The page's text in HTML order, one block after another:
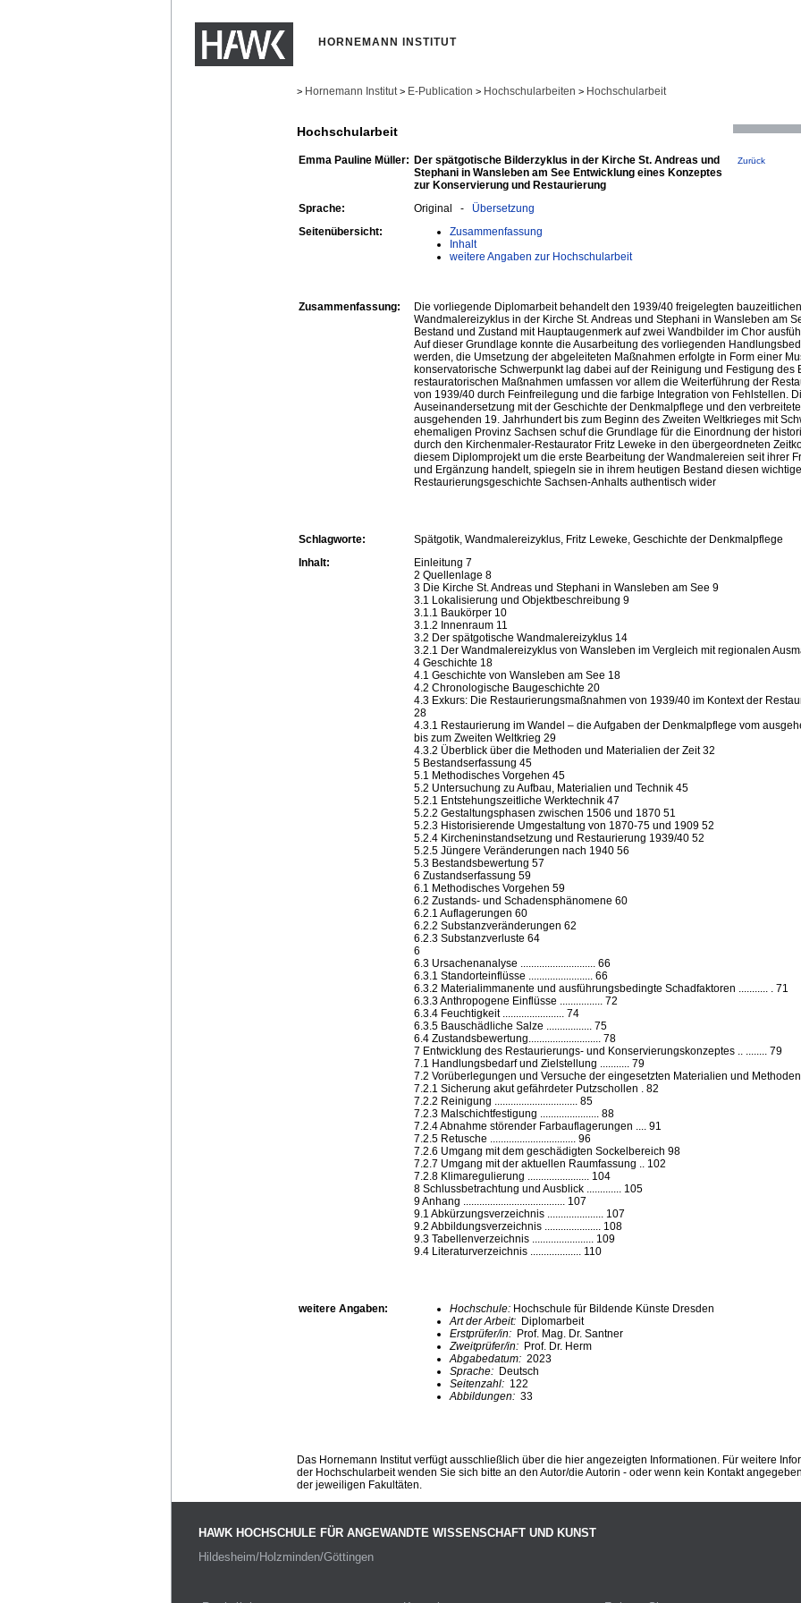
HORNEMANN INSTITUT
> Hornemann Institut > E-Publication > Hochschularbeiten > Hochschularbeit
Hochschularbeit
Emma Pauline Müller: Der spätgotische Bilderzyklus in der Kirche St. Andreas und
Stephani in Wansleben am See Entwicklung eines Konzeptes
zur Konservierung und Restaurierung
Zurück
Sprache: Original - Übersetzung
Seitenübersicht:
Zusammenfassung
Inhalt
weitere Angaben zur Hochschularbeit
Zusammenfassung:
Die vorliegende Diplomarbeit behandelt den 1939/40 freigelegten
Wandmalereizyklus in der Kirche St. Andreas und Stephani in Wansleben am
Bestand und Zustand mit Hauptaugenmerk auf zwei Wandbilder im Chor
Auf dieser Grundlage konnte die Ausarbeitung des vorliegenden
werden, die Umsetzung der abgeleiteten Maßnahmen erfolgte in Form einer
konservatorische Schwerpunkt lag dabei auf der Reinigung und Festigung des
restauratorischen Maßnahmen umfassen vor allem die Weiterführung der
von 1939/40 durch Feinfreilegung und die farbige Integration von Fehlstellen.
Auseinandersetzung mit der Geschichte der Denkmalpflege und den
ausgehenden 19. Jahrhundert bis zum Beginn des Zweiten Weltkrieges mit
ehemaligen Provinz Sachsen schuf die Grundlage für die Einordnung der
durch den Kirchenmaler-Restaurator Fritz Leweke in den übergeordneten
diesem Diplomprojekt um die erste Bearbeitung der Wandmalereien seit ihrer
und Ergänzung handelt, spiegeln sie in ihrem heutigen Bestand diesen
Restaurierungsgeschichte Sachsen-Anhalts authentisch wider
Schlagworte:
Spätgotik, Wandmalereizyklus, Fritz Leweke, Geschichte der Denkmalpflege
Inhalt:
Einleitung 7
2 Quellenlage 8
3 Die Kirche St. Andreas und Stephani in Wansleben am See 9
3.1 Lokalisierung und Objektbeschreibung 9
3.1.1 Baukörper 10
3.1.2 Innenraum 11
3.2 Der spätgotische Wandmalereizyklus 14
3.2.1 Der Wandmalereizyklus von Wansleben im Vergleich mit regionalen
4 Geschichte 18
4.1 Geschichte von Wansleben am See 18
4.2 Chronologische Baugeschichte 20
4.3 Exkurs: Die Restaurierungsmaßnahmen von 1939/40 im Kontext der
28
4.3.1 Restaurierung im Wandel – die Aufgaben der Denkmalpflege vom
bis zum Zweiten Weltkrieg 29
4.3.2 Überblick über die Methoden und Materialien der Zeit 32
5 Bestandserfassung 45
5.1 Methodisches Vorgehen 45
5.2 Untersuchung zu Aufbau, Materialien und Technik 45
5.2.1 Entstehungszeitliche Werktechnik 47
5.2.2 Gestaltungsphasen zwischen 1506 und 1870 51
5.2.3 Historisierende Umgestaltung von 1870-75 und 1909 52
5.2.4 Kircheninstandsetzung und Restaurierung 1939/40 52
5.2.5 Jüngere Veränderungen nach 1940 56
5.3 Bestandsbewertung 57
6 Zustandserfassung 59
6.1 Methodisches Vorgehen 59
6.2 Zustands- und Schadensphänomene 60
6.2.1 Auflagerungen 60
6.2.2 Substanzveränderungen 62
6.2.3 Substanzverluste 64
6
6.3 Ursachenanalyse ............................ 66
6.3.1 Standorteinflüsse ........................ 66
6.3.2 Materialimmanente und ausführungsbedingte Schadfaktoren ........... . 71
6.3.3 Anthropogene Einflüsse ................ 72
6.3.4 Feuchtigkeit ....................... 74
6.3.5 Bauschädliche Salze ................. 75
6.4 Zustandsbewertung........................... 78
7 Entwicklung des Restaurierungs- und Konservierungskonzeptes .. ........ 79
7.1 Handlungsbedarf und Zielstellung ........... 79
7.2 Vorüberlegungen und Versuche der eingesetzten Materialien und Methoden
7.2.1 Sicherung akut gefährdeter Putzschollen . 82
7.2.2 Reinigung ............................... 85
7.2.3 Malschichtfestigung ...................... 88
7.2.4 Abnahme störender Farbauflagerungen .... 91
7.2.5 Retusche ................................ 96
7.2.6 Umgang mit dem geschädigten Sockelbereich 98
7.2.7 Umgang mit der aktuellen Raumfassung .. 102
7.2.8 Klimaregulierung ....................... 104
8 Schlussbetrachtung und Ausblick ............. 105
9 Anhang ...................................... 107
9.1 Abkürzungsverzeichnis ..................... 107
9.2 Abbildungsverzeichnis ..................... 108
9.3 Tabellenverzeichnis ....................... 109
9.4 Literaturverzeichnis ................... 110
weitere Angaben: Hochschule: Hochschule für Bildende Künste Dresden
Art der Arbeit: Diplomarbeit
Erstprüfer/in: Prof. Mag. Dr. Santner
Zweitprüfer/in: Prof. Dr. Herm
Abgabedatum: 2023
Sprache: Deutsch
Seitenzahl: 122
Abbildungen: 33
Das Hornemann Institut verfügt ausschließlich über die hier angezeigten Informationen. Für weitere
der Hochschularbeit wenden Sie sich bitte an den Autor/die Autorin - oder wenn kein Kontakt
der jeweiligen Fakultäten.
HAWK HOCHSCHULE FÜR ANGEWANDTE WISSENSCHAFT UND KUNST
Hildesheim/Holzminden/Göttingen